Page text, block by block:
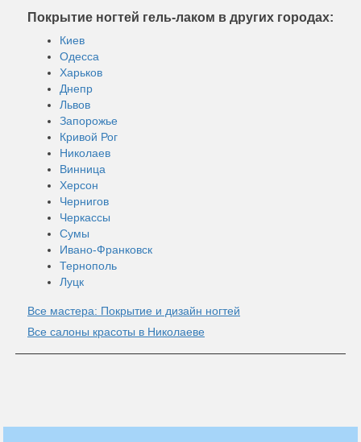
Покрытие ногтей гель-лаком в других городах:
Киев
Одесса
Харьков
Днепр
Львов
Запорожье
Кривой Рог
Николаев
Винница
Херсон
Чернигов
Черкассы
Сумы
Ивано-Франковск
Тернополь
Луцк
Все мастера: Покрытие и дизайн ногтей
Все салоны красоты в Николаеве